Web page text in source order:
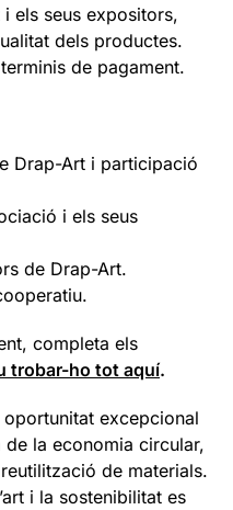
els seus expositors,
dels productes.
de pagament.
Drap-Art i participació
i els seus
de Drap-Art.
completa els
trobar-ho tot aquí.
excepcional
la economia circular,
de materials.
i la sostenibilitat es